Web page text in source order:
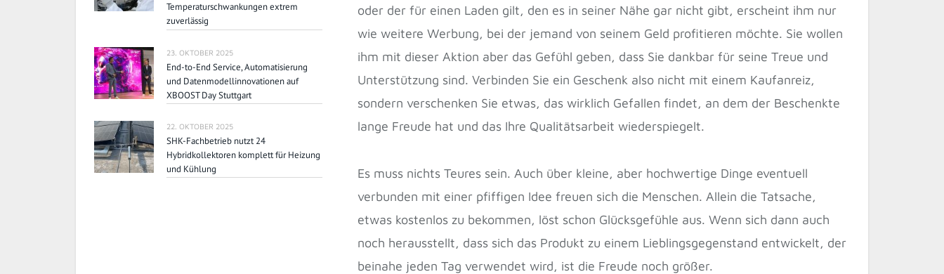
oder der für einen Laden gilt, den es in seiner Nähe gar nicht gibt, erscheint ihm nur
wie weitere Werbung, bei der jemand von seinem Geld profitieren möchte. Sie wollen
ihm mit dieser Aktion aber das Gefühl geben, dass Sie dankbar für seine Treue und
Unterstützung sind. Verbinden Sie ein Geschenk also nicht mit einem Kaufanreiz,
sondern verschenken Sie etwas, das wirklich Gefallen findet, an dem der Beschenkte
lange Freude hat und das Ihre Qualitätsarbeit wiederspiegelt.
Es muss nichts Teures sein. Auch über kleine, aber hochwertige Dinge eventuell
verbunden mit einer pfiffigen Idee freuen sich die Menschen. Allein die Tatsache,
etwas kostenlos zu bekommen, löst schon Glücksgefühle aus. Wenn sich dann auch
noch herausstellt, dass sich das Produkt zu einem Lieblingsgegenstand entwickelt, der
beinahe jeden Tag verwendet wird, ist die Freude noch größer.
Temperaturschwankungen extrem
zuverlässig
23. OKTOBER 2025
End-to-End Service, Automatisierung
und Datenmodellinnovationen auf
XBOOST Day Stuttgart
22. OKTOBER 2025
SHK-Fachbetrieb nutzt 24
Hybridkollektoren komplett für Heizung
und Kühlung